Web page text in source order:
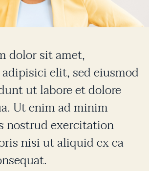
dolor sit amet,
elit, sed eiusmod
ut labore et dolore
Ut enim ad minim
nostrud exercitation
nisi ut aliquid ex ea